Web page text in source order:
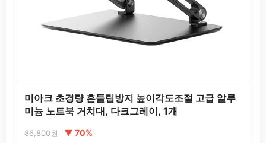
미아크 초경량 흔들림방지 높이각도조절 고급 알루
미늄 노트북 거치대, 다크그레이, 1개
86,800원 ▼ 70%